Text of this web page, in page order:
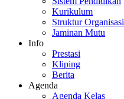
Kurikulum
Struktur Organisasi
Jaminan Mutu
Info
Prestasi
Kliping
Berita
Agenda
Agenda Kelas